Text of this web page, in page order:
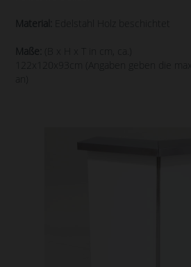
Material: Edelstahl Holz beschichtet
Maße:
(B x H x T in cm, ca.)
122x120x93cm (Angaben geben die
an)